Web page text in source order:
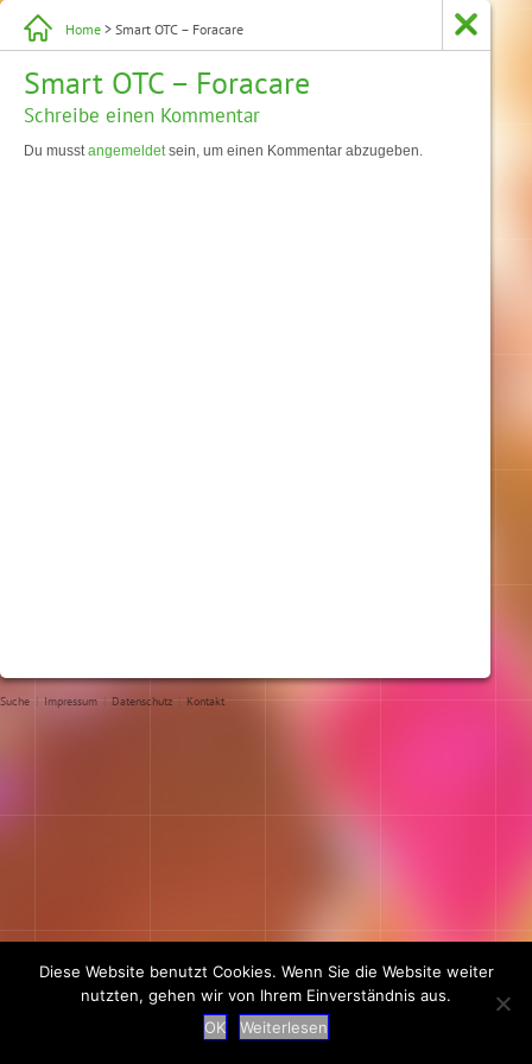
Home > Smart OTC – Foracare
Smart OTC – Foracare
Schreibe einen Kommentar
Du musstangemeldetsein, um einen Kommentar abzugeben.
Suche | Impressum | Datenschutz | Kontakt
Diese Website benutzt Cookies. Wenn Sie die Website weiter
nutzten, gehen wir von Ihrem Einverständnis aus.
OK
Weiterlesen